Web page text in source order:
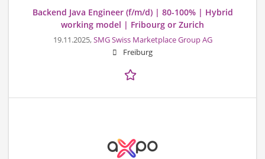
Backend Java Engineer (f/m/d) | 80-100% | Hybrid
working model | Fribourg or Zurich
19.11.2025,SMG Swiss Marketplace Group AG
Freiburg